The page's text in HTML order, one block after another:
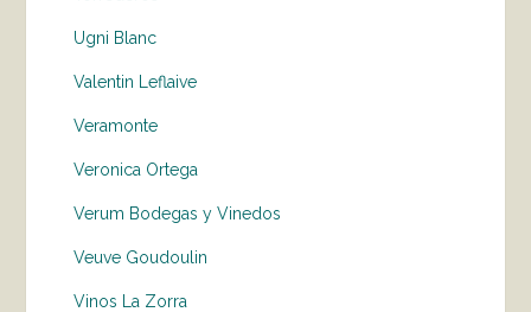
Ugni Blanc
Valentin Leflaive
Veramonte
Veronica Ortega
Verum Bodegas y Vinedos
Veuve Goudoulin
Vinos La Zorra